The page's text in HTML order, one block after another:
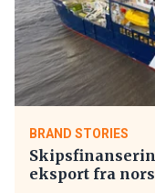
BRAND STORIES
eksport fra